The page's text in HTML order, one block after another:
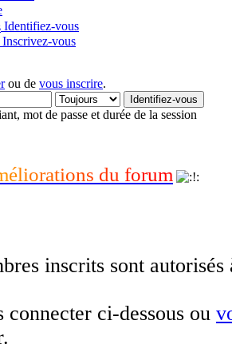
Identifiez-vous
Inscrivez-vous
ou de vous inscrire.
mot de passe et durée de la session
éliorations du forum
inscrits sont autorisés
ci-dessous ou